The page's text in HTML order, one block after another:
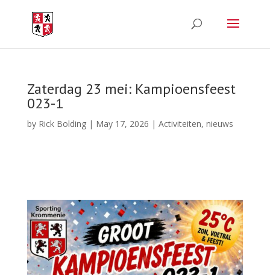
Zaterdag 23 mei: Kampioensfeest
023-1
by Rick Bolding| May 17, 2026 | Activiteiten, nieuws